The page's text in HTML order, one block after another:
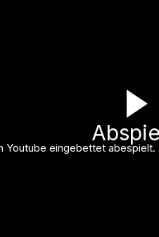
Youtube eingebettet